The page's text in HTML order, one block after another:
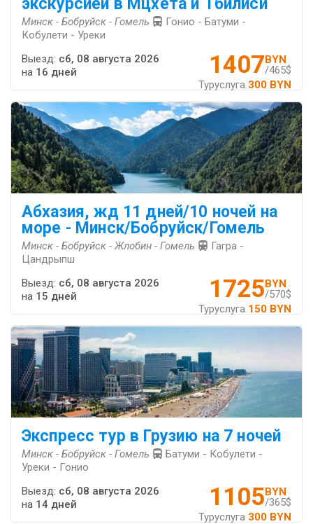
экскурсией в Мцхета и Тбилиси
Минск - Бобруйск - Гомель
Гонио - Батуми -
Кобулети - Уреки
1407BYN
/465$
Туруслуга 300 BYN
Выезд: сб, 08 августа 2026
на 16 дней
Абхазия, жд 11 дней/10 ночей на
море - Минск/Бобруйск/Гомель
Минск - Бобруйск - Жлобин - Гомель
Гагра -
Цандрыпш
1725BYN
/570$
Туруслуга 150 BYN
Выезд: сб, 08 августа 2026
на 15 дней
Экспресс тур в Грузию на 7 ночей
Минск - Бобруйск - Гомель
Батуми - Кобулети -
Уреки - Гонио
1105BYN
/365$
Туруслуга 300 BYN
Выезд: сб, 08 августа 2026
на 14 дней